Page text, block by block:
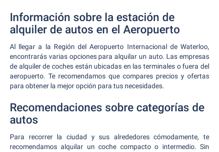
Información sobre la estación de
alquiler de autos en el Aeropuerto
Al llegar a la Región del Aeropuerto Internacional de Waterloo,
encontrarás varias opciones para alquilar un auto. Las empresas
de alquiler de coches están ubicadas en las terminales o fuera del
aeropuerto. Te recomendamos que compares precios y ofertas
para obtener la mejor opción para tus necesidades.
Recomendaciones sobre categorías de
autos
Para recorrer la ciudad y sus alrededores cómodamente, te
recomendamos alquilar un coche compacto o intermedio. Sin